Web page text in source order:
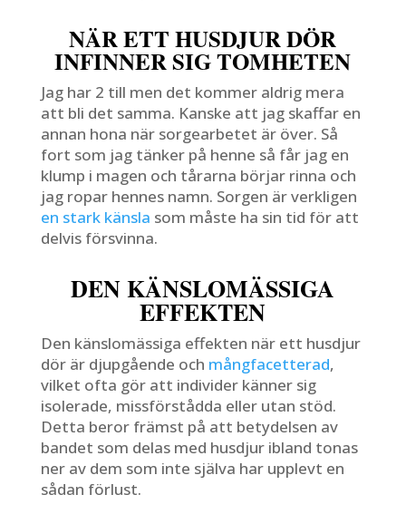
NÄR ETT HUSDJUR DÖR
INFINNER SIG TOMHETEN
Jag har 2 till men det kommer aldrig mera
att bli det samma. Kanske att jag skaffar en
annan hona när sorgearbetet är över. Så
fort som jag tänker på henne så får jag en
klump i magen och tårarna börjar rinna och
jag ropar hennes namn. Sorgen är verkligen
en stark känsla som måste ha sin tid för att
delvis försvinna.
DEN KÄNSLOMÄSSIGA
EFFEKTEN
Den känslomässiga effekten när ett husdjur
dör är djupgående och mångfacetterad,
vilket ofta gör att individer känner sig
isolerade, missförstådda eller utan stöd.
Detta beror främst på att betydelsen av
bandet som delas med husdjur ibland tonas
ner av dem som inte själva har upplevt en
sådan förlust.